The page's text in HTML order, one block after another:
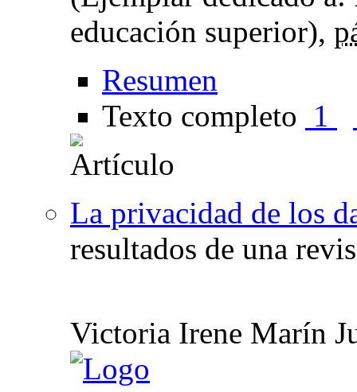
educación superior),
Resumen
Texto completo 1
La privacidad de los
resultados de una
Victoria Irene Marín